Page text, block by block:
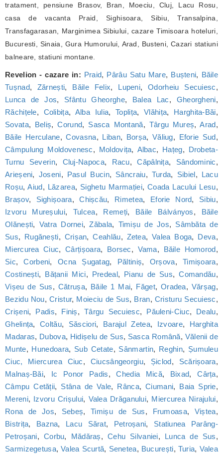
tratament, pensiune Brasov, Bran, Moeciu, Cluj, Lacu Rosu,
casa de vacanta Praid, Sighisoara, Sibiu, Transalpina,
Transfagarasan, Marginimea Sibiului, cazare Timisoara hoteluri,
Bucuresti, Sinaia, Gura Humorului, Arad, Busteni, Cazari statiuni
balneare, statiuni montane.
Revelion - cazare in: Praid, Pârâu Satu Mare, Bușteni, Băile
Tușnad, Zărnești, Băile Felix, Lupeni,Odorheiu Secuiesc,
Lunca de Jos, Sfântu Gheorghe, Balea Lac, Gheorgheni,
Răchițele, Colibița, Alba Iulia,Toplița,Vlăhița, Harghita-Băi,
Sovata, Beliș,Corund, Sasca Montană, Târgu Mureș,Arad,
Băile Herculane,Covasna, Liban, Borșa, Văliug, Eforie Sud,
Câmpulung Moldovenesc, Moldovița, Albac, Hațeg, Drobeta-
Turnu Severin, Cluj-Napoca, Racu,Căpâlnița, Sândominic,
Arieșeni, Joseni, Pasul Bucin, Sâncraiu, Turda, Sibiel, Lacu
Roșu,Aiud, Lăzarea, Sighetu Marmației,Coada Lacului Lesu,
Brașov, Sighișoara,Chișcău, Rimetea, Eforie Nord, Sibiu,
Izvoru Mureșului, Tulcea, Remeți, Băile Bálványos, Băile
Olănești, Vatra Dornei,Zăbala, Timișu de Jos, Sâmbăta de
Sus, Rugănești, Crișan,Ceahlău, Zetea,Valea Boga, Deva,
Miercurea Ciuc,Cârțișoara, Borsec, Vama, Băile Homorod,
Sic,Corbeni, Ocna Șugatag, Păltiniș, Orșova, Timișoara,
Costinești, Bățanii Mici, Predeal, Pianu de Sus,Comandău,
Vișeu de Sus, Cătrușa, Băile 1 Mai, Făget, Oradea, Vărșag,
Bezidu Nou,Cristur, Moieciu de Sus, Bran, Cristuru Secuiesc,
Crișeni, Padis, Finiș,Târgu Secuiesc, Păuleni-Ciuc, Dealu,
Ghelința,Coltău, Săsciori, Barajul Zetea, Izvoare, Harghita
Madaras, Dubova, Hidișelu de Sus, Sasca Română, Vălenii de
Munte, Hunedoara, Sub Cetate, Sânmartin, Reghin, Șumuleu
Ciuc, Miercurea Ciuc, Ciucsângeorgiu, Șiclod, Scărișoara,
Malnaș-Băi, Ic Ponor Padis,Chedia Mică, Bixad,Cârța,
Câmpu Cetății, Stâna de Vale, Rânca,Ciumani, Baia Sprie,
Mereni, Izvoru Crișului, Valea Drăganului, Miercurea Nirajului,
Rona de Jos, Sebeș,Timișu de Sus, Frumoasa, Viștea,
Bistrița, Bazna, Lacu Sărat, Petroșani, Statiunea Parâng-
Petroșani, Corbu, Mădăraș, Cehu Silvaniei, Lunca de Sus,
Sarmizegetusa,Valea Scurtă, Senetea, București, Turia, Valea